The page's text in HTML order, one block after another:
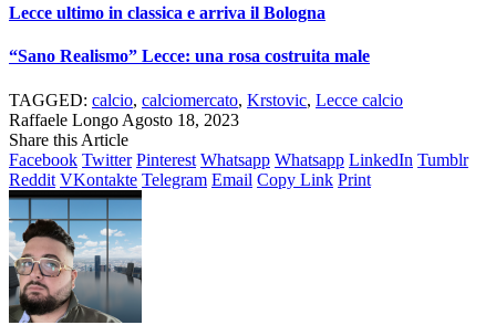
Lecce ultimo in classica e arriva il Bologna
“Sano Realismo” Lecce: una rosa costruita male
TAGGED: calcio, calciomercato, Krstovic, Lecce calcio
Raffaele Longo Agosto 18, 2023
Share this Article
Facebook Twitter Pinterest Whatsapp Whatsapp LinkedIn Tumblr
Reddit VKontakte Telegram Email Copy Link Print